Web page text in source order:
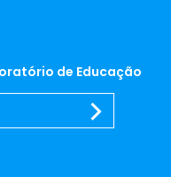
de Educação